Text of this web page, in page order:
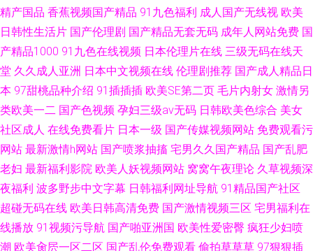
精产国品 香蕉视频国产精品 91九色福利 成人国产无线视 欧美
日韩性生活片 国产伦理剧 国产精品无套无码 成年人网站免费 国
产精品1000 91九色在线视频 日本伦理片在线 三级无码在线天
堂 久久成人亚洲 日本中文视频在线 伦理剧推荐 国产成人精品日
本 97甜桃品种介绍 91插插插 欧美SE第二页 毛片内射女 激情另
类欧美一二 国产色视频 孕妇三级av无码 日韩欧美色综合 美女
社区成人 在线免费看片 日本一级 国产传媒视频网站 免费观看污
网站 最新激情h网站 国产喷浆抽搐 宅男久久国产精品 国产乱肥
老妇 最新福利影院 欧美人妖视频网站 窝窝午夜理论 久草视频深
夜福利 波多野步中文字幕 日韩福利网址导航 91精品国产社区
超碰无码在线 欧美日韩高清免费 国产激情视频三区 宅男福利在
线播放 91视频污导航 国产啪亚洲国 欧美性爱密臀 疯狂少妇喷
潮 欧美肏屄一区二区 国产乱伦免费观看 偷拍草草草 97狠狠插